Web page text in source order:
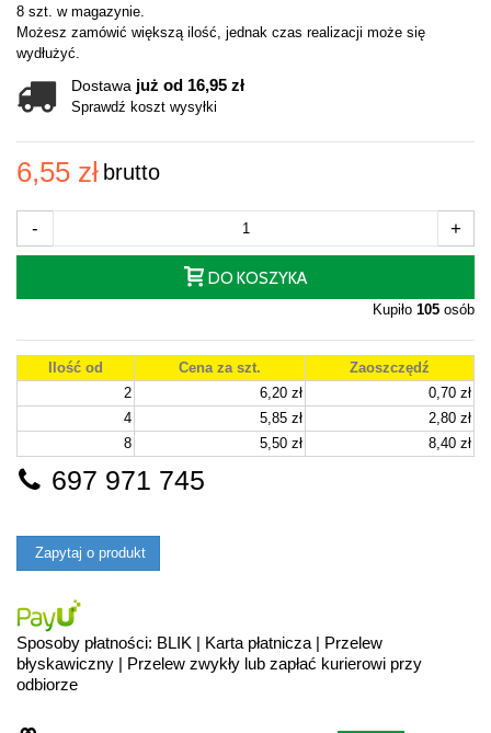
8 szt. w magazynie.
Możesz zamówić większą ilość, jednak czas realizacji może się
wydłużyć.
Dostawa już od 16,95 zł
Sprawdź koszt wysyłki
6,55 zł brutto
- +
DO KOSZYKA
Kupiło 105 osób
Ilość od Cena za szt.
Zaoszczędź
2
6,20 zł
0,70 zł
4
5,85 zł
2,80 zł
8
5,50 zł 8,40 zł
697 971 745
Zapytaj o produkt
Sposoby płatności: BLIK | Karta płatnicza | Przelew
błyskawiczny | Przelew zwykły lub zapłać kurierowi przy
odbiorze